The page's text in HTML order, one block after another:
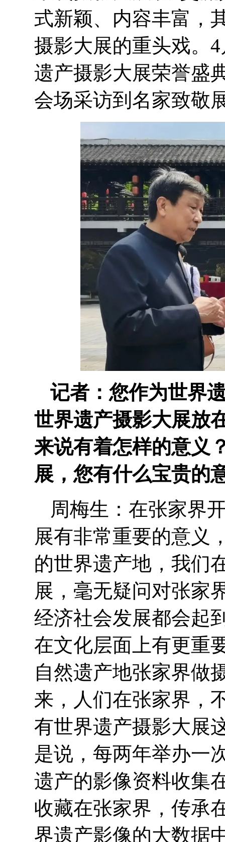
式新颖、内容丰富，
摄影大展的重头戏。
遗产摄影大展荣誉盛
会场采访到名家致敬
记者：您作为世界
世界遗产摄影大展放
来说有着怎样的意义
展，您有什么宝贵的
周梅生：在张家界
展有非常重要的意义
的世界遗产地，我们
展，毫无疑问对张家
经济社会发展都会起
在文化层面上有更重
自然遗产地张家界做
来，人们在张家界，
有世界遗产摄影大展
是说，每两年举办一
遗产的影像资料收集
收藏在张家界，传承
界遗产影像的大数据